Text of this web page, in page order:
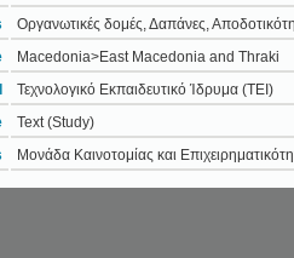
Οργανωτικές δομές, Δαπάνες,
Macedonia>East Macedonia and Thraki
Τεχνολογικό Εκπαιδευτικό Ίδρυμα (ΤΕΙ)
Text (Study)
Μονάδα Καινοτομίας και